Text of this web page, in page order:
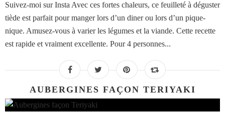
Suivez-moi sur Insta Avec ces fortes chaleurs, ce feuilleté à déguster
tiède est parfait pour manger lors d’un diner ou lors d’un pique-
nique. Amusez-vous à varier les légumes et la viande. Cette recette
est rapide et vraiment excellente. Pour 4 personnes...
AUBERGINES FAÇON TERIYAKI